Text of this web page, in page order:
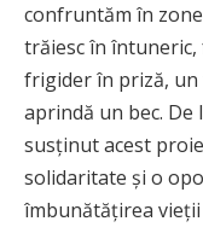
confruntăm în
trăiesc în
frigider în priză, un
aprindă un bec.
susținut acest
solidaritate și o
îmbunătățirea